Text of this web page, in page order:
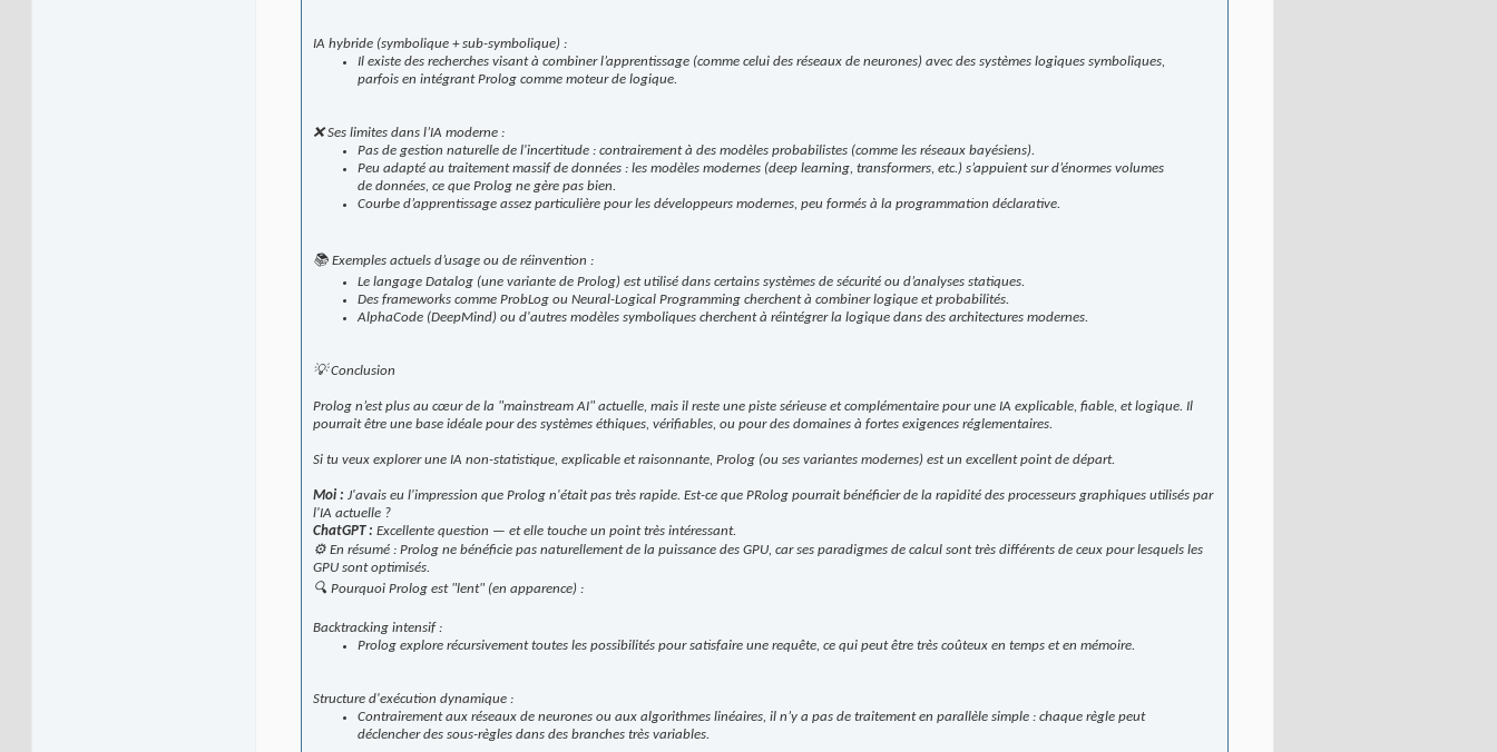
IA hybride (symbolique + sub-symbolique) :
Il existe des recherches visant à combiner l’apprentissage (comme celui des réseaux de neurones) avec des systèmes logiques symboliques,
parfois en intégrant Prolog comme moteur de logique.
❌ Ses limites dans l’IA moderne :
Pas de gestion naturelle de l'incertitude : contrairement à des modèles probabilistes (comme les réseaux bayésiens).
Peu adapté au traitement massif de données : les modèles modernes (deep learning, transformers, etc.) s’appuient sur d’énormes volumes
de données, ce que Prolog ne gère pas bien.
Courbe d’apprentissage assez particulière pour les développeurs modernes, peu formés à la programmation déclarative.
📚 Exemples actuels d’usage ou de réinvention :
Le langage Datalog (une variante de Prolog) est utilisé dans certains systèmes de sécurité ou d’analyses statiques.
Des frameworks comme ProbLog ou Neural-Logical Programming cherchent à combiner logique et probabilités.
AlphaCode (DeepMind) ou d'autres modèles symboliques cherchent à réintégrer la logique dans des architectures modernes.
💡 Conclusion
Prolog n’est plus au cœur de la "mainstream AI" actuelle, mais il reste une piste sérieuse et complémentaire pour une IA explicable, fiable, et logique. Il
pourrait être une base idéale pour des systèmes éthiques, vérifiables, ou pour des domaines à fortes exigences réglementaires.
Si tu veux explorer une IA non-statistique, explicable et raisonnante, Prolog (ou ses variantes modernes) est un excellent point de départ.
Moi : J'avais eu l'impression que Prolog n'était pas très rapide. Est-ce que PRolog pourrait bénéficier de la rapidité des processeurs graphiques utilisés par
l'IA actuelle ?
ChatGPT : Excellente question — et elle touche un point très intéressant.
⚙️ En résumé : Prolog ne bénéficie pas naturellement de la puissance des GPU, car ses paradigmes de calcul sont très différents de ceux pour lesquels les
GPU sont optimisés.
🔍 Pourquoi Prolog est "lent" (en apparence) :
Backtracking intensif :
Prolog explore récursivement toutes les possibilités pour satisfaire une requête, ce qui peut être très coûteux en temps et en mémoire.
Structure d'exécution dynamique :
Contrairement aux réseaux de neurones ou aux algorithmes linéaires, il n’y a pas de traitement en parallèle simple : chaque règle peut
déclencher des sous-règles dans des branches très variables.